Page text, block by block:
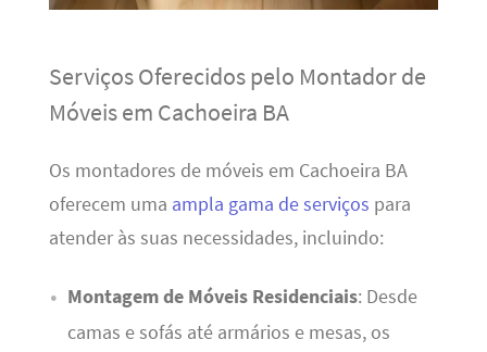
Serviços Oferecidos pelo Montador de
Móveis em Cachoeira BA
Os montadores de móveis em Cachoeira BA
oferecem uma ampla gama de serviços para
atender às suas necessidades, incluindo:
Montagem de Móveis Residenciais: Desde
camas e sofás até armários e mesas, os